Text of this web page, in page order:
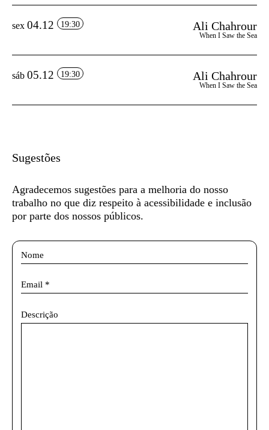
sex 04.12 19:30 Ali Chahrour
When I Saw the Sea
sáb 05.12 19:30 Ali Chahrour
When I Saw the Sea
Sugestões
Agradecemos sugestões para a melhoria do nosso
trabalho no que diz respeito à acessibilidade e inclusão
por parte dos nossos públicos.
Descrição